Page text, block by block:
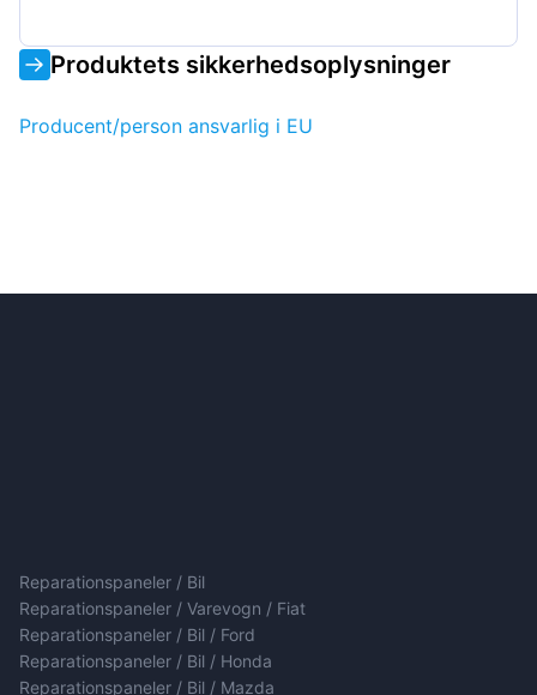
Produktets sikkerhedsoplysninger
Producent/person ansvarlig i EU
Reparationspaneler / Bil
Reparationspaneler / Varevogn / Fiat
Reparationspaneler / Bil / Ford
Reparationspaneler / Bil / Honda
Reparationspaneler / Bil / Mazda